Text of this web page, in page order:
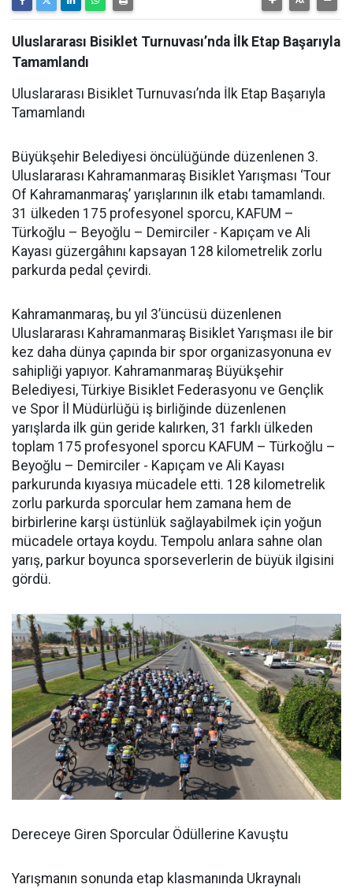
Uluslararası Bisiklet Turnuvası’nda İlk Etap Başarıyla
Tamamlandı
Uluslararası Bisiklet Turnuvası’nda İlk Etap Başarıyla
Tamamlandı
Büyükşehir Belediyesi öncülüğünde düzenlenen 3.
Uluslararası Kahramanmaraş Bisiklet Yarışması ‘Tour
Of Kahramanmaraş’ yarışlarının ilk etabı tamamlandı.
31 ülkeden 175 profesyonel sporcu, KAFUM –
Türkoğlu – Beyoğlu – Demirciler - Kapıçam ve Ali
Kayası güzergâhını kapsayan 128 kilometrelik zorlu
parkurda pedal çevirdi.
Kahramanmaraş, bu yıl 3’üncüsü düzenlenen
Uluslararası Kahramanmaraş Bisiklet Yarışması ile bir
kez daha dünya çapında bir spor organizasyonuna ev
sahipliği yapıyor. Kahramanmaraş Büyükşehir
Belediyesi, Türkiye Bisiklet Federasyonu ve Gençlik
ve Spor İl Müdürlüğü iş birliğinde düzenlenen
yarışlarda ilk gün geride kalırken, 31 farklı ülkeden
toplam 175 profesyonel sporcu KAFUM – Türkoğlu –
Beyoğlu – Demirciler - Kapıçam ve Ali Kayası
parkurunda kıyasıya mücadele etti. 128 kilometrelik
zorlu parkurda sporcular hem zamana hem de
birbirlerine karşı üstünlük sağlayabilmek için yoğun
mücadele ortaya koydu. Tempolu anlara sahne olan
yarış, parkur boyunca sporseverlerin de büyük ilgisini
gördü.
Dereceye Giren Sporcular Ödüllerine Kavuştu
Yarışmanın sonunda etap klasmanında Ukraynalı